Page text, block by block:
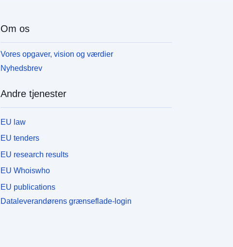
Om os
Vores opgaver, vision og værdier
Nyhedsbrev
Andre tjenester
EU law
EU tenders
EU research results
EU Whoiswho
EU publications
Dataleverandørens grænseflade-login